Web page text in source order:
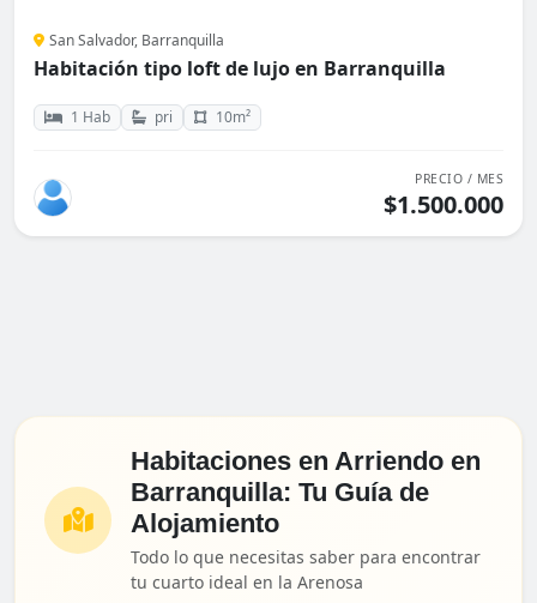
San Salvador, Barranquilla
Habitación tipo loft de lujo en Barranquilla
1 Hab pri 10m²
PRECIO / MES
$1.500.000
Habitaciones en Arriendo en
Barranquilla: Tu Guía de
Alojamiento
Todo lo que necesitas saber para encontrar
tu cuarto ideal en la Arenosa